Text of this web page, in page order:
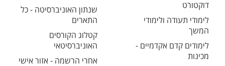
דוקטורט
לימודי תעודה ולימודי
המשך
לימודים קדם אקדמיים -
מכינות
שנתון האוניברסיטה - כל
התארים
קטלוג הקורסים
האוניברסיטאי
אחרי הרשמה - אזור אישי